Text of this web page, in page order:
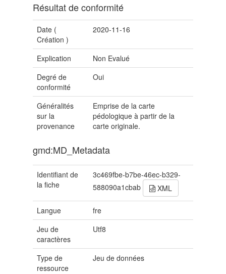
Résultat de conformité
Date (
Création )
2020-11-16
Explication
Non Evalué
Degré de
conformité
Oui
Généralités
sur la
provenance
Emprise de la carte
pédologique à partir de la
carte originale.
gmd:MD_Metadata
Identifiant de
la fiche
3c469fbe-b7be-46ec-b329-
588090a1cbab
XML
Langue
fre
Jeu de
caractères
Utf8
Type de
ressource
Jeu de données